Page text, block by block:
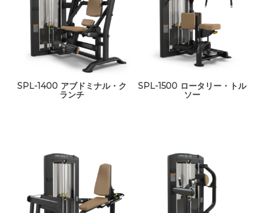
SPL-1400 アブドミナル・ク
ランチ
SPL-1500 ロータリー・トル
ソー